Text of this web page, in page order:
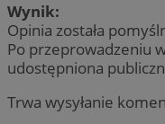
Wynik:
Opinia została
Po przeprowadzeniu
udostępniona
Trwa wysyłanie